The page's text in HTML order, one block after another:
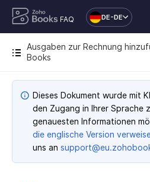
FAQ DE-DE
Ausgaben zur Rechnung
Books
Dieses Dokument wurde mit
den Zugang in Ihrer Sprache
genauesten Informationen
die englische Version
uns an